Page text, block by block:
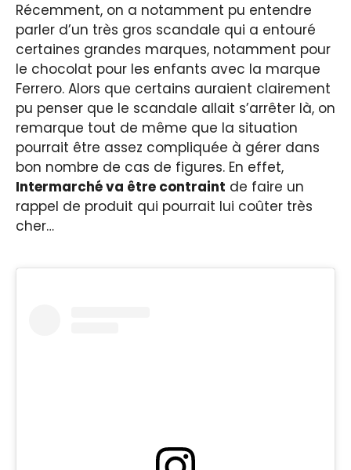
Récemment, on a notamment pu entendre
parler d’un très gros scandale qui a entouré
certaines grandes marques, notamment pour
le chocolat pour les enfants avec la marque
Ferrero. Alors que certains auraient clairement
pu penser que le scandale allait s’arrêter là, on
remarque tout de même que la situation
pourrait être assez compliquée à gérer dans
bon nombre de cas de figures. En effet,
Intermarché va être contraint de faire un
rappel de produit qui pourrait lui coûter très
cher…